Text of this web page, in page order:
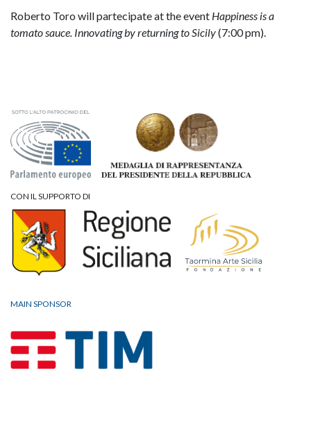
Roberto Toro will partecipate at the event Happiness is a
tomato sauce. Innovating by returning to Sicily(7:00 pm).
CON IL SUPPORTO DI
MAIN SPONSOR